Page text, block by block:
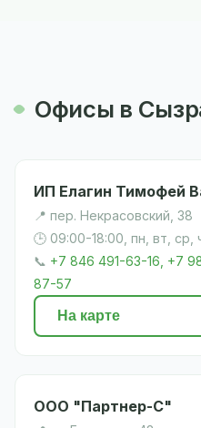
Офисы в
ИП Елагин Тимофей
📍 пер. Некрасовский, 38
🕒 09:00-18:00, пн, вт, ср,
📞 +7 846 491-63-16, +7
87-57
На карте
ООО "Партнер-С"